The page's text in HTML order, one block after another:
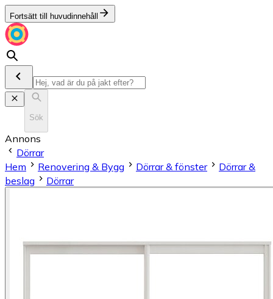
Fortsätt till huvudinnehåll
Sök
Annons
Dörrar
Hem
Renovering & Bygg Dörrar & fönster
Dörrar &
beslag
Dörrar